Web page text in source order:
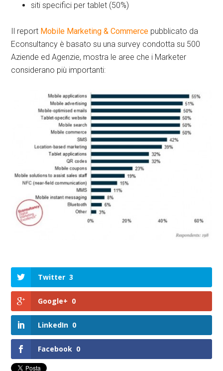
siti specifici per tablet (50%)
Il report Mobile Marketing & Commerce pubblicato da
Econsultancy è basato su una survey condotta su 500
Aziende ed Agenzie, mostra le aree che i Marketer
considerano più importanti:
Twitter 3
Google+ 0
LinkedIn 0
Facebook 0